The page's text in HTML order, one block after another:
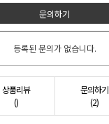
문의하기
등록된 문의가 없습니다.
상품리뷰
()
문의하기
(2)